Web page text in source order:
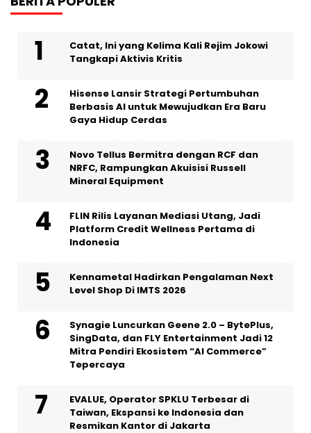
Catat, Ini yang Kelima Kali Rejim Jokowi
Tangkapi Aktivis Kritis
Hisense Lansir Strategi Pertumbuhan
Berbasis AI untuk Mewujudkan Era Baru
Gaya Hidup Cerdas
Novo Tellus Bermitra dengan RCF dan
NRFC, Rampungkan Akuisisi Russell
Mineral Equipment
FLIN Rilis Layanan Mediasi Utang, Jadi
Platform Credit Wellness Pertama di
Indonesia
Kennametal Hadirkan Pengalaman Next
Level Shop Di IMTS 2026
Synagie Luncurkan Geene 2.0 – BytePlus,
SingData, dan FLY Entertainment Jadi 12
Mitra Pendiri Ekosistem “AI Commerce”
Tepercaya
EVALUE, Operator SPKLU Terbesar di
Taiwan, Ekspansi ke Indonesia dan
Resmikan Kantor di Jakarta